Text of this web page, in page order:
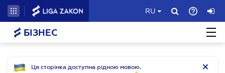
RU
БІЗНЕС
Ця сторінка доступна рідною мовою.